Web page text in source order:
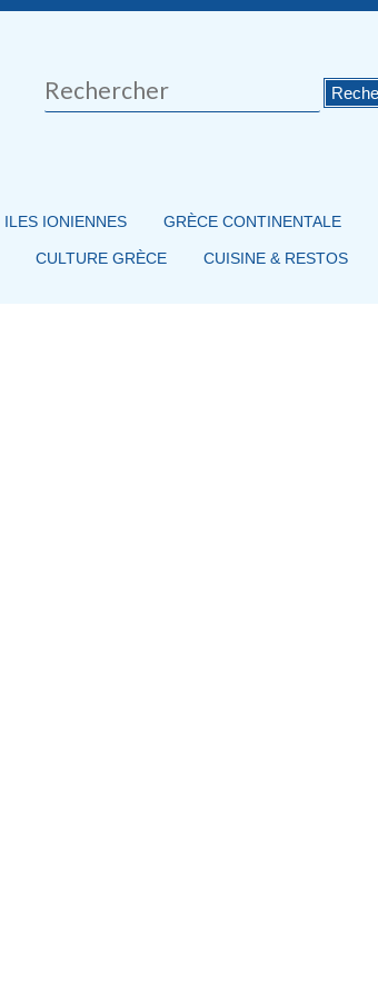
Rechercher
ILES IONIENNES GRÈCE CONTINENTALE
CULTURE GRÈCE CUISINE & RESTOS